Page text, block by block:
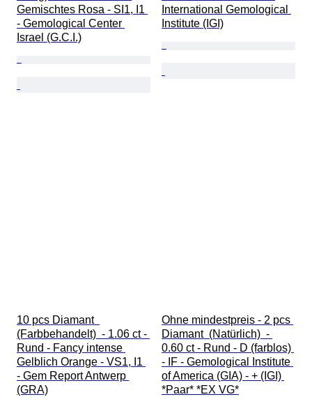
Gemischtes Rosa - SI1, I1
- Gemological Center
Israel (G.C.I.)
International Gemological
Institute (IGI)
10 pcs Diamant
(Farbbehandelt)  - 1.06 ct -
Rund - Fancy intense
Gelblich Orange - VS1, I1
- Gem Report Antwerp
(GRA)
Ohne mindestpreis - 2 pcs
Diamant  (Natürlich)  -
0.60 ct - Rund - D (farblos)
- IF - Gemological Institute
of America (GIA) - + (IGI)
*Paar* *EX VG*